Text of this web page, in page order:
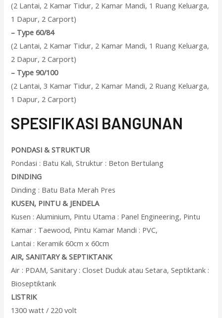
(2 Lantai, 2 Kamar Tidur, 2 Kamar Mandi, 1 Ruang Keluarga,
1 Dapur, 2 Carport)
– Type 60/84
(2 Lantai, 2 Kamar Tidur, 2 Kamar Mandi, 1 Ruang Keluarga,
2 Dapur, 2 Carport)
– Type 90/100
(2 Lantai, 3 Kamar Tidur, 2 Kamar Mandi, 2 Ruang Keluarga,
1 Dapur, 2 Carport)
SPESIFIKASI BANGUNAN
PONDASI & STRUKTUR
Pondasi : Batu Kali, Struktur : Beton Bertulang
DINDING
Dinding : Batu Bata Merah Pres
KUSEN, PINTU & JENDELA
Kusen : Aluminium, Pintu Utama : Panel Engineering, Pintu
Kamar : Taewood, Pintu Kamar Mandi : PVC,
Lantai : Keramik 60cm x 60cm
AIR, SANITARY & SEPTIKTANK
Air : PDAM, Sanitary : Closet Duduk atau Setara, Septiktank :
Bioseptiktank
LISTRIK
1300 watt / 220 volt